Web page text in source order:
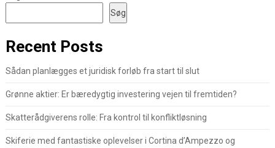
Søg
Recent Posts
Sådan planlægges et juridisk forløb fra start til slut
Grønne aktier: Er bæredygtig investering vejen til fremtiden?
Skatterådgiverens rolle: Fra kontrol til konfliktløsning
Skiferie med fantastiske oplevelser i Cortina d’Ampezzo og